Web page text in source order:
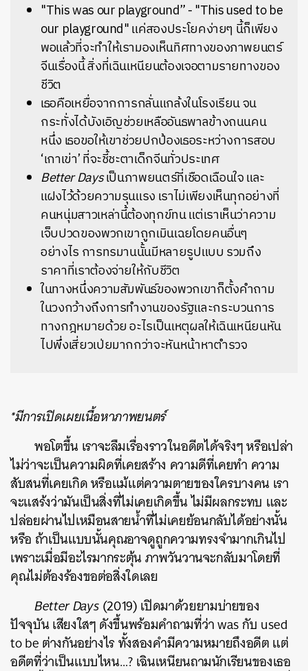
"This was our playground” - "This used to be
our playground" แค่สองประโยคง่ายๆ นี้ก็เพียง
พอแล้วที่จะทำให้เรามองเห็นทิศทางของภาพยนตร์
จีนเรื่องนี้ สิ่งที่เฉินเหนียนต้องเจอตามรายทางของ
ชีวิต
เธอคือเหยื่อจากการกลั่นแกล้งในโรงเรียน จน
กระทั่งได้บังเอิญช่วยเหลืออันธพาลข้างถนนคน
หนึ่ง เธอขอให้เขาช่วยปกป้องเธอระหว่างการสอบ
‘เกาเข่า’ ที่จะชี้ชะตาเด็กจีนทั่วประเทศ
Better Daysเป็นภาพยนตร์ที่เชือดเฉือนใจ และ
แฝงไว้ด้วยความรุนแรง เราไม่เพียงเห็นทุกอย่างที่
คนหนุ่มสาวเหล่านี้ต้องทุกข์ทน แต่เราเห็นว่าความ
เจ็บปวดของพวกเขาถูกเมินเฉยโดยคนอื่นๆ
อย่างไร การทรมานนั้นมีหลายรูปแบบ รวมถึง
ราคาที่เราต้องจ่ายให้กับชีวิต
ในทางหนึ่งความสัมพันธ์ของพวกเขาก็ตั้งคำถาม
ในวงกว้างถึงการทำงานของรัฐและกระบวนการ
ทางกฎหมายด้วย อะไรเป็นเหตุผลให้เฉินเหนียนหัน
ไปพึ่งเสี่ยวเป่ยมากกว่าจะหันหน้าหาตำรวจ
*มีการเปิดเผยเนื้อหาภาพยนตร์
พอโตขึ้น เราจะลืมเรื่องราวในอดีตได้จริงๆ หรือเปล่า
ไม่ว่าจะเป็นความผิดที่เคยสร้าง ความดีที่เคยทำ ความ
สับสนที่เคยเกิด หรือแม้แต่ความตายของใครบางคน เรา
จะแสร้งว่ามันเป็นสิ่งที่ไม่เคยเกิดขึ้น ไม่มีผลกระทบ และ
ปล่อยผ่านไปเหมือนสายน้ำที่ไม่เคยย้อนกลับได้อย่างนั้น
หรือ ถ้าเป็นแบบนั้นคุณอาจดูถูกความทรงจำมากเกินไป
เพราะเมื่อมีอะไรมากระตุ้น ภาพวันวานจะกลับมาโดยที่
คุณไม่ต้องร้องขอต่อสิ่งใดเลย
Better Days(2019) เปิดมาด้วยยามบ่ายของ
ปัจจุบัน เสียงใสๆ ดังขึ้นพร้อมคำถามที่ว่า was กับ used
to be ต่างกันอย่างไร ทั้งสองคำมีความหมายถึงอดีต แต่
อดีตที่ว่าเป็นแบบไหน…? เฉินเหนียนถามนักเรียนของเธอ